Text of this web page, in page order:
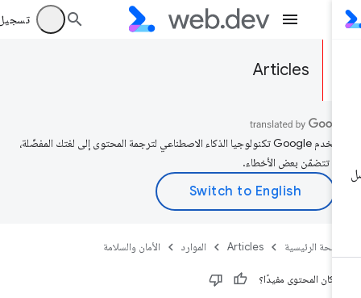
تسجيل
Articles
تستخدم Google تكنولوجيا الذكاء الاصطناعي لترجمة المحتوى إلى لغتك المفضّلة،
تتضمّن بعض الأخطاء.
الرئيسية Articles الموارد الأمان والسلامة
كان المحتوى مفيدًا؟